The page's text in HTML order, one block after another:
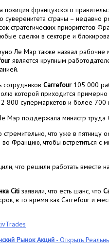
французского
суверенитета страны – недавно
стратегических приоритетов
сделки в секторе и
Ле Мэр также назвал рабочие
является крупным
Carrefour 105 000
которой приходится примерно
2 800 супермаркетов и более
Мэр поддержала министр труда
стремительно, что уже в пятницу
Францию, чтобы встретиться с
что решили работать вместе
Citi заявили, что есть шанс, что
в то время как Carrefour и
Рынок Акций - Открыть